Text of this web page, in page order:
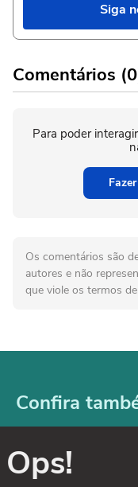
Siga
Comentários
Para poder
Os comentários são
autores e não
que viole os termos
Confira
Ops!